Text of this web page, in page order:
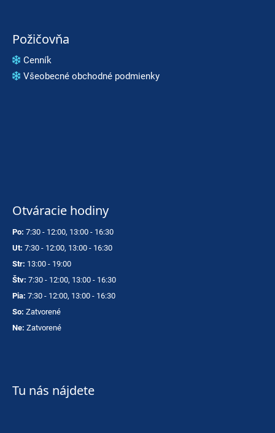
Požičovňa
Cenník
Všeobecné obchodné podmienky
Otváracie hodiny
Po: 7:30 - 12:00, 13:00 - 16:30
Ut: 7:30 - 12:00, 13:00 - 16:30
Str: 13:00 - 19:00
Štv: 7:30 - 12:00, 13:00 - 16:30
Pia: 7:30 - 12:00, 13:00 - 16:30
So: Zatvorené
Ne: Zatvorené
Tu nás nájdete